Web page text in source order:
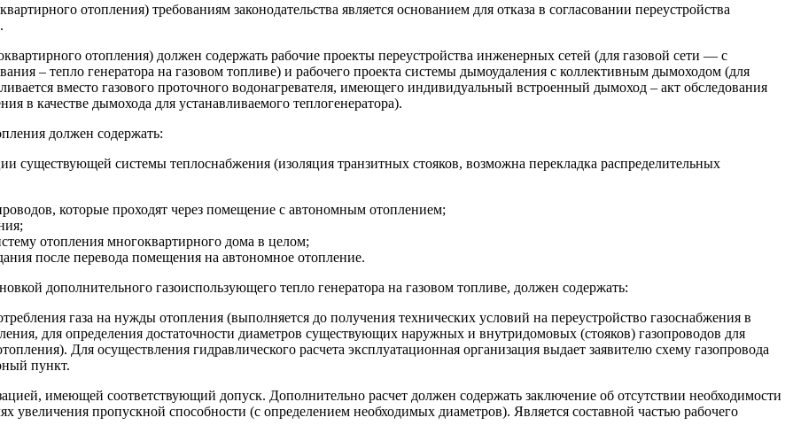
отопления) требованиям законодательства является основанием для отказа в согласовании переустройства
отопления) должен содержать рабочие проекты переустройства инженерных сетей (для газовой сети — с
– тепло генератора на газовом топливе) и рабочего проекта системы дымоудаления с коллективным дымоходом (для
вместо газового проточного водонагревателя, имеющего индивидуальный встроенный дымоход – акт обследования
в качестве дымохода для устанавливаемого теплогенератора).
должен содержать:
существующей системы теплоснабжения (изоляция транзитных стояков, возможна перекладка распределительных
которые проходят через помещение с автономным отоплением;
отопления многоквартирного дома в целом;
после перевода помещения на автономное отопление.
дополнительного газоиспользующего тепло генератора на газовом топливе, должен содержать:
газа на нужды отопления (выполняется до получения технических условий на переустройство газоснабжения в
для определения достаточности диаметров существующих наружных и внутридомовых (стояков) газопроводов для
Для осуществления гидравлического расчета эксплуатационная организация выдает заявителю схему газопровода
пункт.
имеющей соответствующий допуск. Дополнительно расчет должен содержать заключение об отсутствии необходимости
увеличения пропускной способности (с определением необходимых диаметров). Является составной частью рабочего